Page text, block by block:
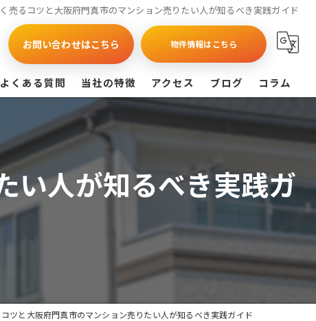
売るコツと大阪府門真市のマンション売りたい人が知るべき実践ガイド
お問い合わせはこちら 物件情報はこちら
よくある質問 当社の特徴
買取
戸建て
マンション
アクセス ブログ コラム
い人が知るべき実践ガ
ツと大阪府門真市のマンション売りたい人が知るべき実践ガイド